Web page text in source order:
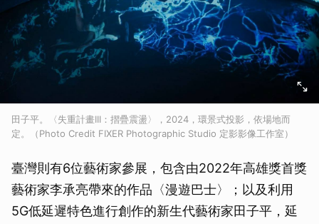
田子平。〈失重計畫III：摺疊震盪〉，2024，環景式投影，依場地而
定。（Photo Credit FIXER Photographic Studio 定影影像工作室）
臺灣則有6位藝術家參展，包含由2022年高雄獎首獎
藝術家李承亮帶來的作品〈漫遊巴士〉；以及利用
5G低延遲特色進行創作的新生代藝術家田子平，延